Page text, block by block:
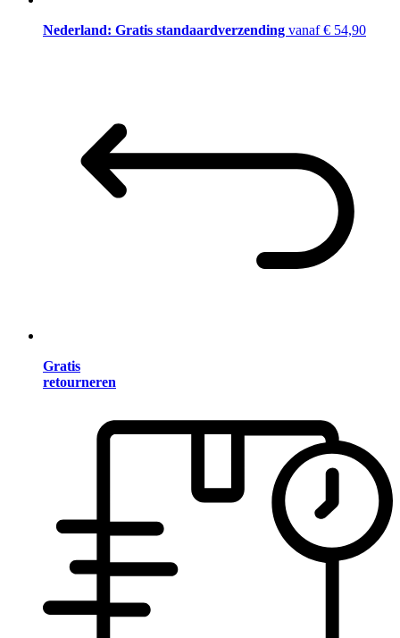
Nederland: Gratis standaardverzending vanaf € 54,90
Gratis
retourneren